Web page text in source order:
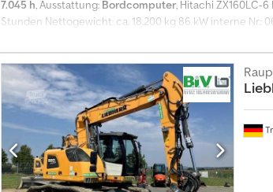
7.045 h, Ausstattung: Bordcomputer, Hitachi ZX160LC-
Stunden Nettogewicht: ca. 18.200 kg 86 kW interne Nr.:
Schnellwechsler, Gummiketten, Kameras seitlich und
Fahrzeugbesichtigungen sind nur nach Absprache
Homepage: E-Mail: - Bei Verkauf außerhalb
eine Kaution in Höhe von 10 % des Verkaufspreises.
Kunde die Kaution zurück!! - --Irrtum und
Inland + 19 % MwSt. - --Geschäftsführer (Englisch /
Jugoslawisch: Melisa Inzahlungnahme möglich für alle
besuchen? Wir bieten kostenlosen Abholservice vom